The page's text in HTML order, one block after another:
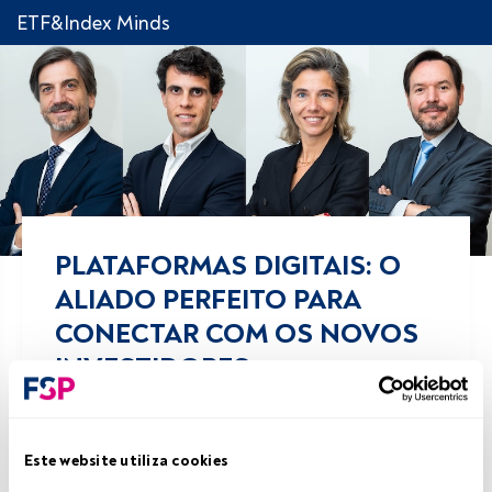
Este website utiliza cookies
ETF&Index Minds
PLATAFORMAS DIGITAIS: O
ALIADO PERFEITO PARA
CONECTAR COM OS NOVOS
INVESTIDORES